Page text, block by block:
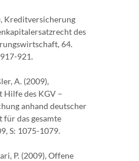
Kreditversicherung
des
64.
921.
A. (2009),
des KGV –
anhand deutscher
das gesamte
S: 1075-1079.
P. (2009), Offene